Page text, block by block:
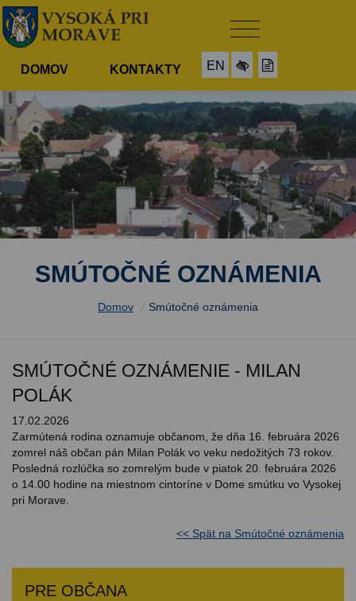
DOMOV KONTAKTY EN
SMÚTOČNÉ OZNÁMENIA
Domov / Smútočné oznámenia
SMÚTOČNÉ OZNÁMENIE - MILAN
POLÁK
17.02.2026
Zarmútená rodina oznamuje občanom, že dňa 16. februára 2026
zomrel náš občan pán Milan Polák vo veku nedožitých 73 rokov.
Posledná rozlúčka so zomrelým bude v piatok 20. februára 2026
o 14.00 hodine na miestnom cintoríne v Dome smútku vo Vysokej
pri Morave.
<< Spät na Smútočné oznámenia
PRE OBČANA